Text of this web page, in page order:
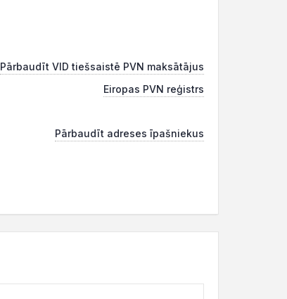
Pārbaudīt VID tiešsaistē PVN maksātājus
Eiropas PVN reģistrs
Pārbaudīt adreses īpašniekus